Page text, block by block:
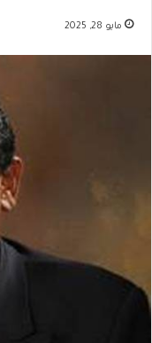
مايو 28, 2025